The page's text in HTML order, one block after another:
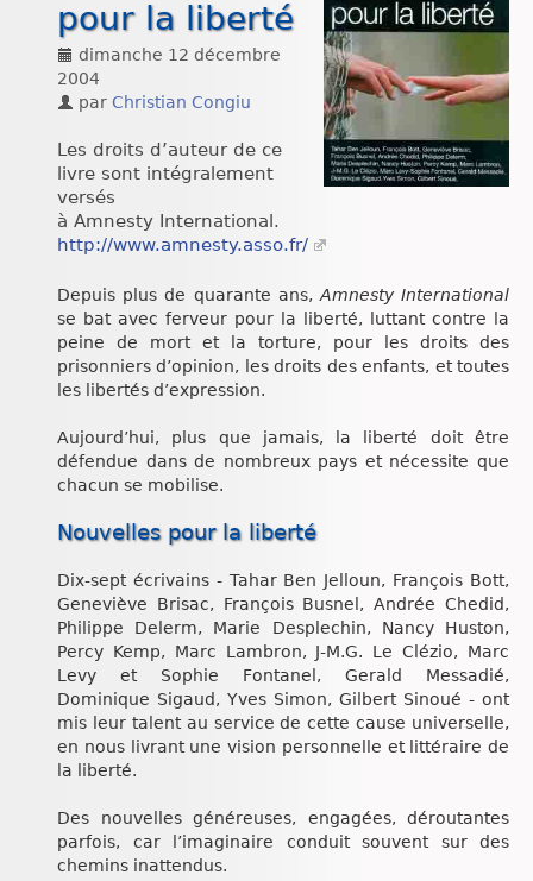
L’équipe de ND
Chroniques
pour la liberté
dimanche 12 décembre
2004
par Christian Congiu
Les droits d’auteur de ce
livre sont intégralement
versés
à Amnesty International.
http://www.amnesty.asso.fr/
Depuis plus de quarante ans, Amnesty International
se bat avec ferveur pour la liberté, luttant contre la
peine de mort et la torture, pour les droits des
prisonniers d’opinion, les droits des enfants, et toutes
les libertés d’expression.
Aujourd’hui, plus que jamais, la liberté doit être
défendue dans de nombreux pays et nécessite que
chacun se mobilise.
Nouvelles pour la liberté
Dix-sept écrivains - Tahar Ben Jelloun, François Bott,
Geneviève Brisac, François Busnel, Andrée Chedid,
Philippe Delerm, Marie Desplechin, Nancy Huston,
Percy Kemp, Marc Lambron, J-M.G. Le Clézio, Marc
Levy et Sophie Fontanel, Gerald Messadié,
Dominique Sigaud, Yves Simon, Gilbert Sinoué - ont
mis leur talent au service de cette cause universelle,
en nous livrant une vision personnelle et littéraire de
la liberté.
Des nouvelles généreuses, engagées, déroutantes
parfois, car l’imaginaire conduit souvent sur des
chemins inattendus.